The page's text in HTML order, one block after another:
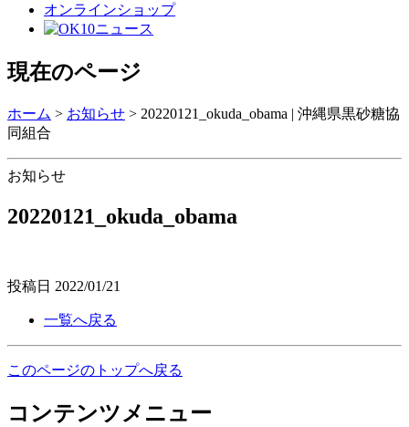
オンラインショップ
現在のページ
ホーム > お知らせ > 20220121_okuda_obama | 沖縄県黒砂糖協
同組合
お知らせ
20220121_okuda_obama
投稿日 2022/01/21
一覧へ戻る
このページのトップへ戻る
コンテンツメニュー